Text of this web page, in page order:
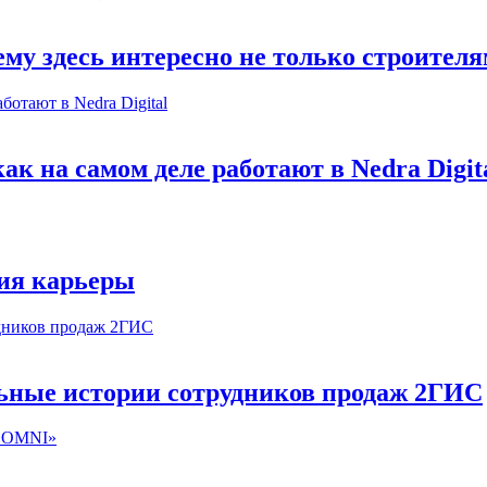
здесь интересно не только
на самом деле работают в Nedra
карьеры
истории сотрудников продаж 2ГИС